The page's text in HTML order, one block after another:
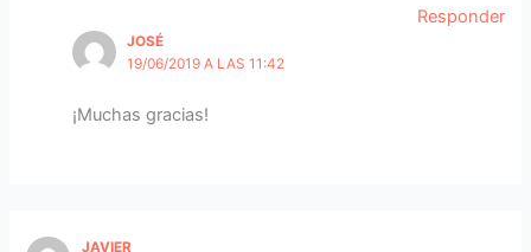
Responder
JOSÉ
19/06/2019 A LAS 11:42
¡Muchas gracias!
JAVIER